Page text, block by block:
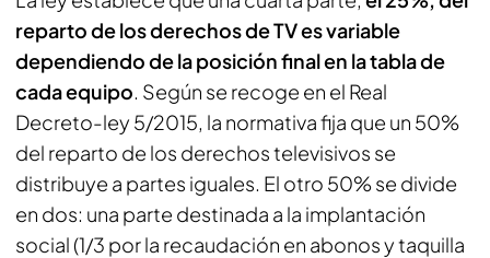
reparto de los derechos de TV es variable
dependiendo de la posición final en la tabla de
cada equipo. Según se recoge en el Real
Decreto-ley 5/2015, la normativa fija que un 50%
del reparto de los derechos televisivos se
distribuye a partes iguales. El otro 50% se divide
en dos: una parte destinada a la implantación
social (1/3 por la recaudación en abonos y taquilla